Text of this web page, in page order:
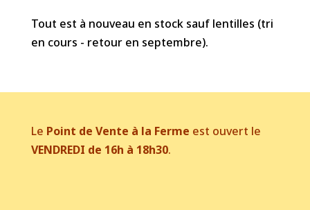
Tout est à nouveau en stock sauf lentilles (tri
en cours - retour en septembre).
Le Point de Vente à la Ferme est ouvert le
VENDREDI de 16h à 18h30.